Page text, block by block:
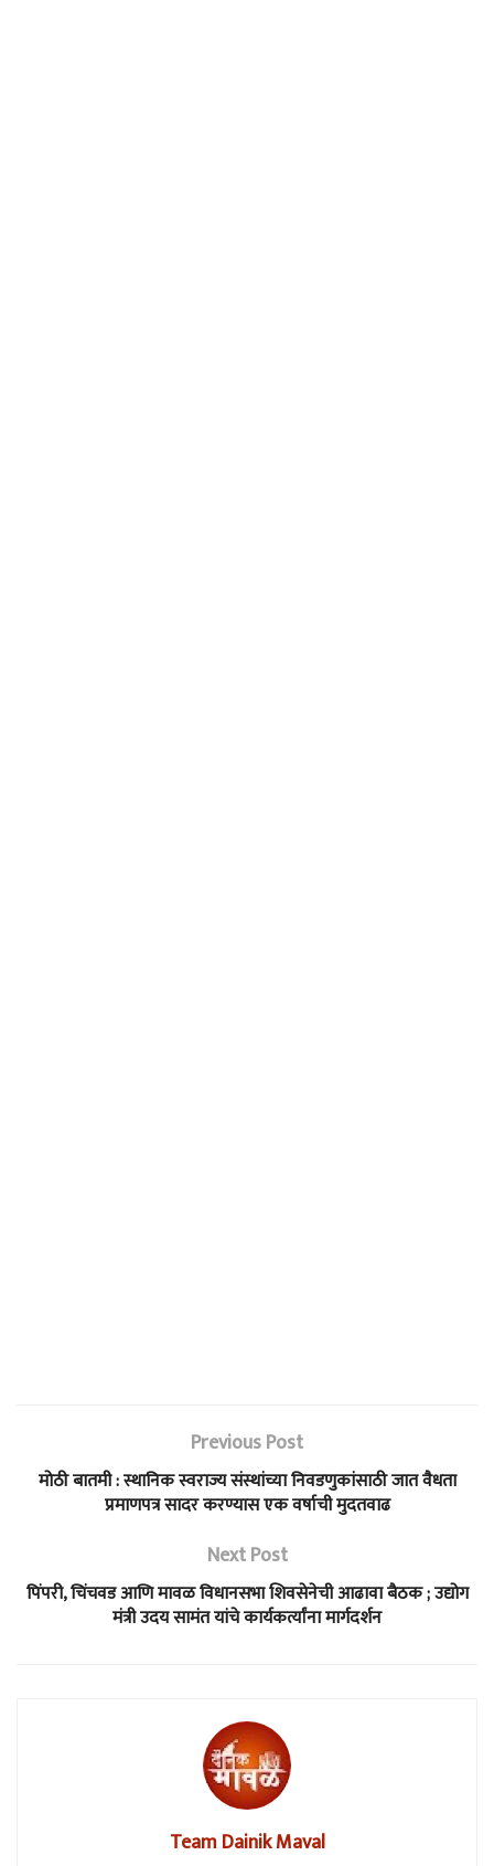
Previous Post
मोठी बातमी : स्थानिक स्वराज्य संस्थांच्या निवडणुकांसाठी जात वैधता
प्रमाणपत्र सादर करण्यास एक वर्षाची मुदतवाढ
Next Post
पिंपरी, चिंचवड आणि मावळ विधानसभा शिवसेनेची आढावा बैठक ; उद्योग
मंत्री उदय सामंत यांचे कार्यकर्त्यांना मार्गदर्शन
Team Dainik Maval